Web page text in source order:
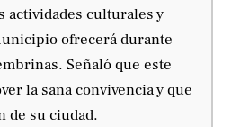
actividades culturales y
ofrecerá durante
Señaló que este
la sana convivencia y que
de su ciudad.